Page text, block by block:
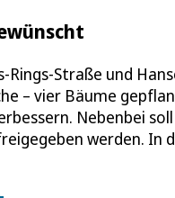
Rings-Straße und
– vier Bäume
Nebenbei
werden.